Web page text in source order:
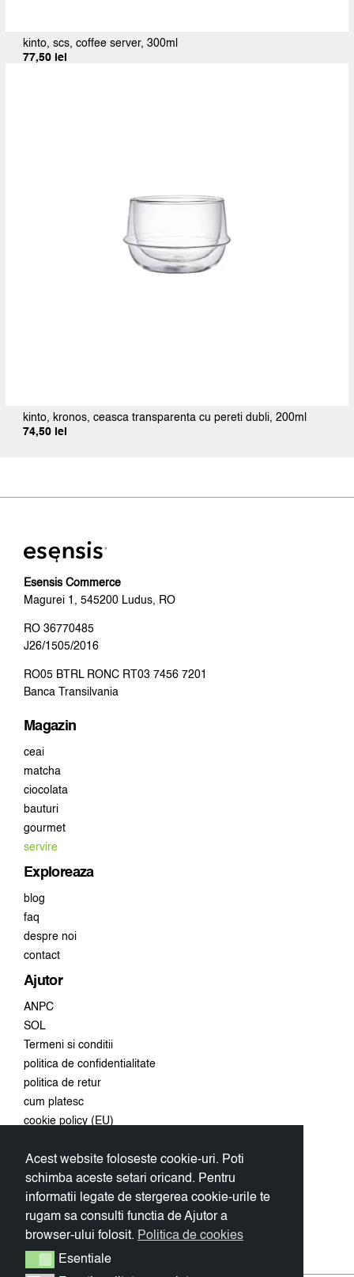
Acest website foloseste cookie-uri. Poti
schimba aceste setari oricand. Pentru
informatii legate de stergerea cookie-urile te
rugam sa consulti functia de Ajutor a
browser-ului folosit. Politica de cookies
EsentialeEsentiale
kinto, scs, coffee server, 300ml
77,50 lei
kinto, kronos, ceasca transparenta cu pereti dubli, 200ml
74,50 lei
Esensis Commerce
Magurei 1, 545200 Ludus, RO
RO 36770485
J26/1505/2016
RO05 BTRL RONC RT03 7456 7201
Banca Transilvania
Magazin
ceai
matcha
ciocolata
bauturi
gourmet
servire
Exploreaza
blog
faq
despre noi
contact
Ajutor
ANPC
SOL
Termeni si conditii
politica de confidentialitate
politica de retur
cum platesc
cookie policy (EU)
Conecteaza-te
primeste 10% discount la prima
comanda.
OK